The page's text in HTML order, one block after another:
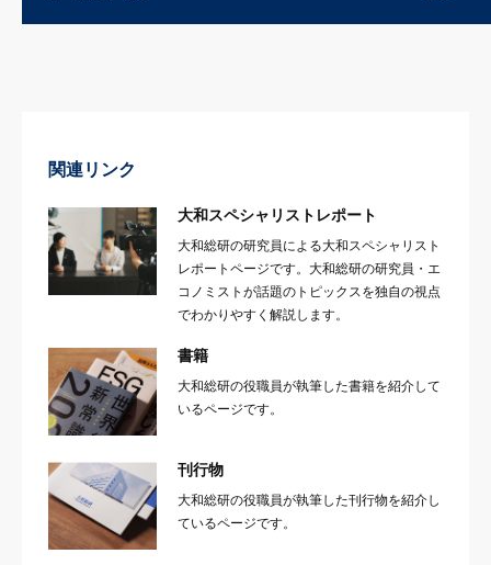
関連リンク
大和スペシャリストレポート
大和総研の研究員による大和スペシャリスト
レポートページです。大和総研の研究員・エ
コノミストが話題のトピックスを独自の視点
でわかりやすく解説します。
書籍
大和総研の役職員が執筆した書籍を紹介して
いるページです。
刊行物
大和総研の役職員が執筆した刊行物を紹介し
ているページです。